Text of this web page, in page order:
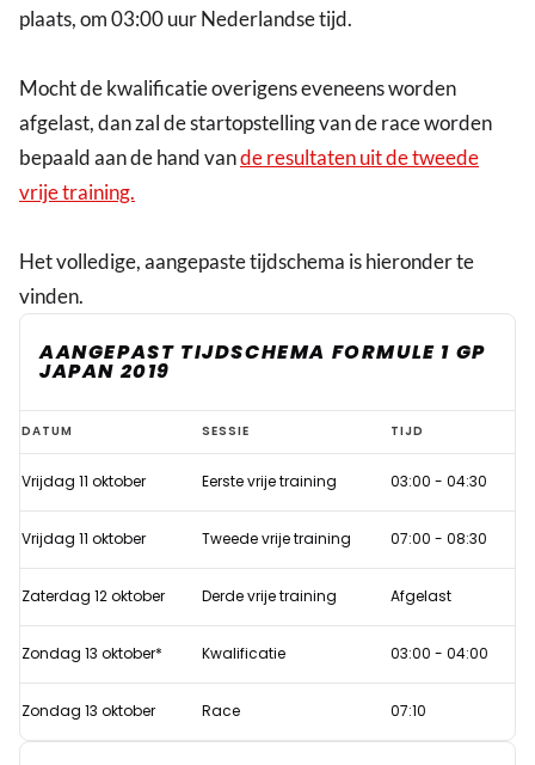
plaats, om 03:00 uur Nederlandse tijd.
Mocht de kwalificatie overigens eveneens worden
afgelast, dan zal de startopstelling van de race worden
bepaald aan de hand vande resultaten uit de tweede
vrije training.
Het volledige, aangepaste tijdschema is hieronder te
vinden.
AANGEPAST TIJDSCHEMA FORMULE 1 GP
JAPAN 2019
Gewijzigd
tijdschema
Formule
1
Japan
2019
DATUM SESSIE TIJD
Vrijdag 11 oktober Eerste vrije training 03:00 - 04:30
Vrijdag 11 oktober Tweede vrije training 07:00 - 08:30
Zaterdag 12 oktober Derde vrije training Afgelast
Zondag 13 oktober* Kwalificatie 03:00 - 04:00
Zondag 13 oktober Race 07:10